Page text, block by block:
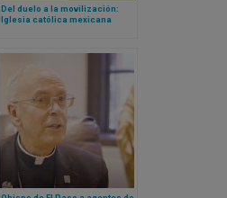
Del duelo a la movilización:
Iglesia católica mexicana